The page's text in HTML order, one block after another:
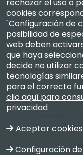
Empresa
Mi Cuenta
Contacto
CIF n.º
cookies
"Configuración de
posibilidad de
web deben
que haya
decide no utilizar
tecnologías
para el correcto
clic aquí para
privacidad
Aceptar cookies
Configuración